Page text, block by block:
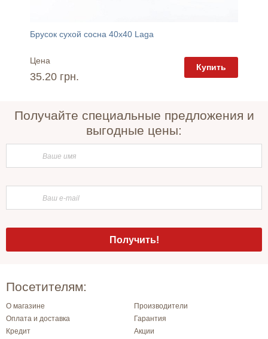
Брусок сухой сосна 40х40 Laga
Цена
35.20 грн.
Купить
Получайте специальные предложения и
выгодные цены:
Посетителям:
О магазине
Производители
Оплата и доставка
Гарантия
Кредит
Акции